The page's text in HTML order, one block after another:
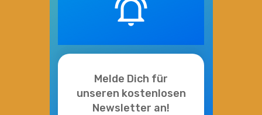
Melde Dich für
unseren kostenlosen
Newsletter an!